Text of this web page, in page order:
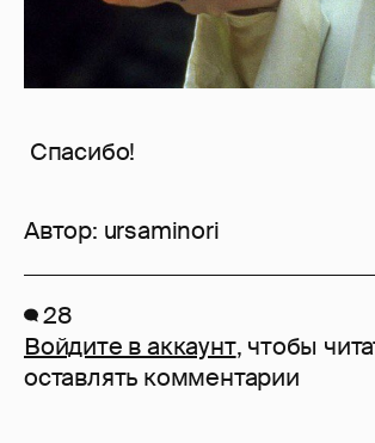
Спасибо!
Автор: ursaminori
28
Войдите в аккаунт, чтобы
оставлять комментарии